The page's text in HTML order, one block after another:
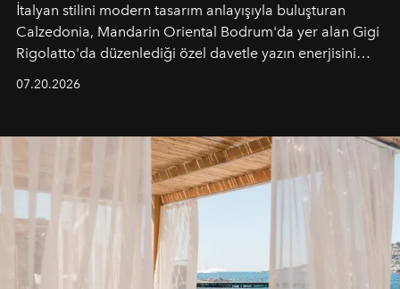
İtalyan stilini modern tasarım anlayışıyla buluşturan
Calzedonia, Mandarin Oriental Bodrum'da yer alan Gigi
Rigolatto'da düzenlediği özel davetle yazın enerjisini
07.20.2026